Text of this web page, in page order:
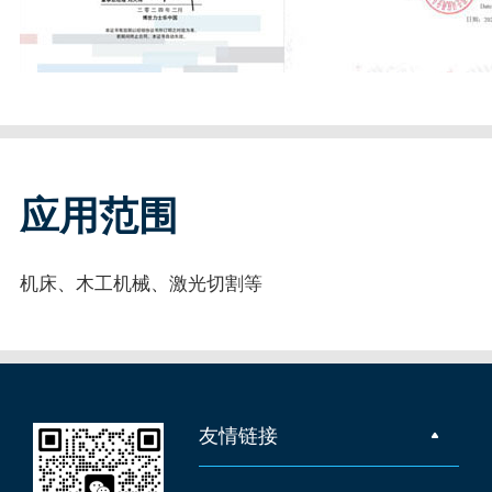
应用范围
机床、木工机械、激光切割等
友情链接